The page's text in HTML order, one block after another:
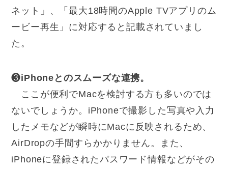
ネット」、「最大18時間のApple TVアプリのム
ービー再生」に対応すると記載されていまし
た。
❸iPhoneとのスムーズな連携。
ここが便利でMacを検討する方も多いのでは
ないでしょうか。iPhoneで撮影した写真や入力
したメモなどが瞬時にMacに反映されるため、
AirDropの手間すらかかりません。また、
iPhoneに登録されたパスワード情報などがその